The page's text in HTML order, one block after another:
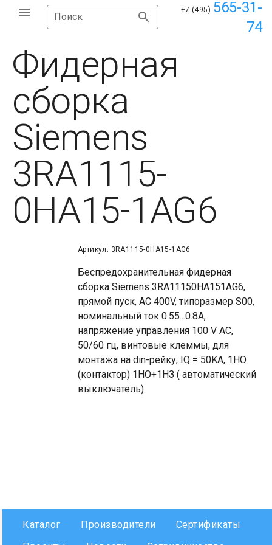
Поиск
+7 (495) 565-31-
74
Фидерная
сборка
Siemens
3RA1115-
0HA15-1AG6
Артикул: 3RA1115-0HA15-1AG6
Беспредохранительная фидерная
сборка Siemens 3RA11150HA151AG6,
прямой пуск, AC 400V, типоразмер S00,
номинальный ток 0.55...0.8A,
напряжение управления 100 V AC,
50/60 гц, винтовые клеммы, для
монтажа на din-рейку, IQ = 50KA, 1НО
(контактор) 1НО+1НЗ ( автоматический
выключатель)
Каталог Производители
Сертификаты